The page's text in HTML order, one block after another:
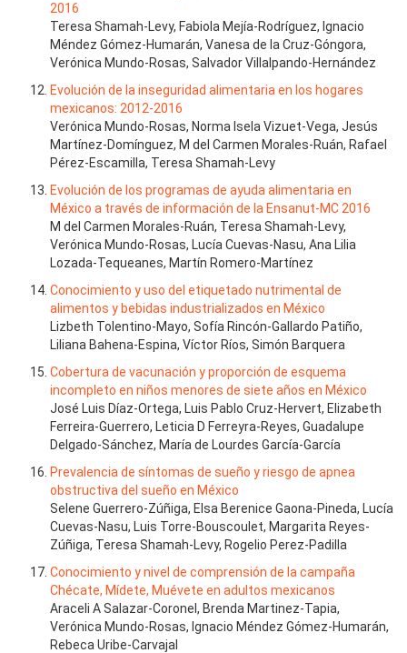
2016
Teresa Shamah-Levy, Fabiola Mejía-Rodríguez, Ignacio
Méndez Gómez-Humarán, Vanesa de la Cruz-Góngora,
Verónica Mundo-Rosas, Salvador Villalpando-Hernández
Evolución de la inseguridad alimentaria en los hogares
mexicanos: 2012-2016
Verónica Mundo-Rosas, Norma Isela Vizuet-Vega, Jesús
Martínez-Domínguez, M del Carmen Morales-Ruán, Rafael
Pérez-Escamilla, Teresa Shamah-Levy
Evolución de los programas de ayuda alimentaria en
México a través de información de la Ensanut-MC 2016
M del Carmen Morales-Ruán, Teresa Shamah-Levy,
Verónica Mundo-Rosas, Lucía Cuevas-Nasu, Ana Lilia
Lozada-Tequeanes, Martín Romero-Martínez
Conocimiento y uso del etiquetado nutrimental de
alimentos y bebidas industrializados en México
Lizbeth Tolentino-Mayo, Sofía Rincón-Gallardo Patiño,
Liliana Bahena-Espina, Víctor Ríos, Simón Barquera
Cobertura de vacunación y proporción de esquema
incompleto en niños menores de siete años en México
José Luis Díaz-Ortega, Luis Pablo Cruz-Hervert, Elizabeth
Ferreira-Guerrero, Leticia D Ferreyra-Reyes, Guadalupe
Delgado-Sánchez, María de Lourdes García-García
Prevalencia de síntomas de sueño y riesgo de apnea
obstructiva del sueño en México
Selene Guerrero-Zúñiga, Elsa Berenice Gaona-Pineda, Lucía
Cuevas-Nasu, Luis Torre-Bouscoulet, Margarita Reyes-
Zúñiga, Teresa Shamah-Levy, Rogelio Perez-Padilla
Conocimiento y nivel de comprensión de la campaña
Chécate, Mídete, Muévete en adultos mexicanos
Araceli A Salazar-Coronel, Brenda Martinez-Tapia,
Verónica Mundo-Rosas, Ignacio Méndez Gómez-Humarán,
Rebeca Uribe-Carvajal